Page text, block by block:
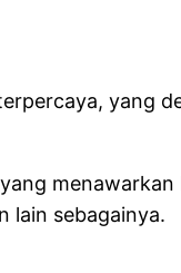
yang
lain sebagainya.